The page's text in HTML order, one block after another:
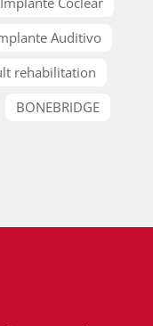
Auditivo
rehabilitation
BONEBRIDGE